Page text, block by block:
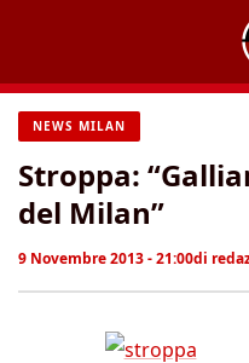
contenuto
NEWS MILAN
Stroppa:
del Milan”
9 Novembre 2013 - 21:00di